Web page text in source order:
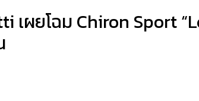
เผยโฉม Chiron Sport